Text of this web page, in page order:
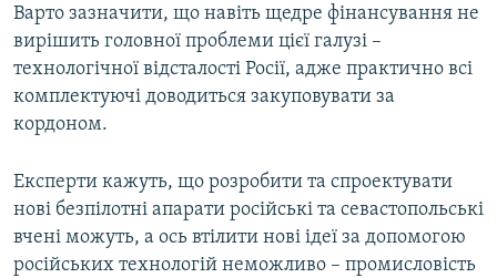
Варто зазначити, що навіть щедре фінансування не
вирішить головної проблеми цієї галузі –
технологічної відсталості Росії, адже практично всі
комплектуючі доводиться закуповувати за
кордоном.
Експерти кажуть, що розробити та спроектувати
нові безпілотні апарати російські та севастопольські
вчені можуть, а ось втілити нові ідеї за допомогою
російських технологій неможливо – промисловість